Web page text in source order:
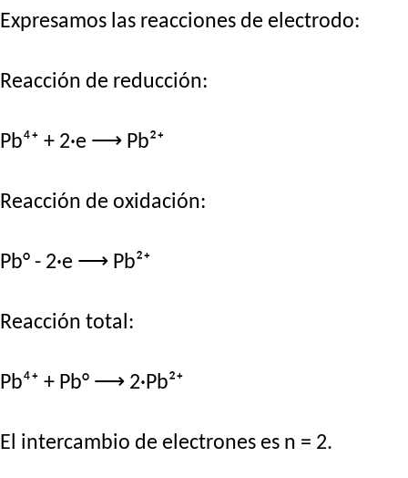
Expresamos las reacciones de electrodo:
Reacción de reducción:
Pb⁴⁺ + 2·e ⟶ Pb²⁺
Reacción de oxidación:
Pb° - 2·e ⟶ Pb²⁺
Reacción total:
Pb⁴⁺ + Pb° ⟶ 2·Pb²⁺
El intercambio de electrones es n = 2.